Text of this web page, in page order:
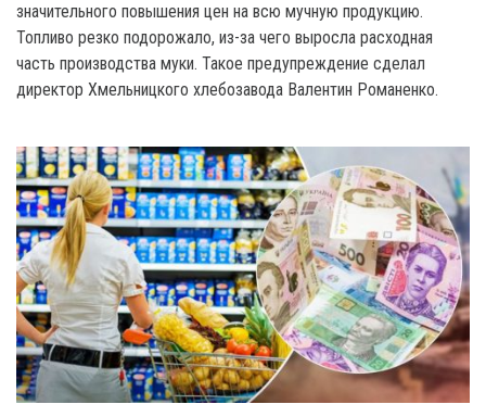
значительного повышения цен на всю мучную продукцию.
Топливо резко подорожало, из-за чего выросла расходная
часть производства муки. Такое предупреждение сделал
директор Хмельницкого хлебозавода Валентин Романенко.